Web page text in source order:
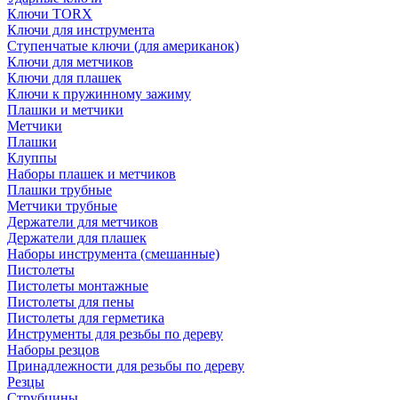
Ключи TORX
Ключи для инструмента
Ступенчатые ключи (для американок)
Ключи для метчиков
Ключи для плашек
Ключи к пружинному зажиму
Плашки и метчики
Метчики
Плашки
Клуппы
Наборы плашек и метчиков
Плашки трубные
Метчики трубные
Держатели для метчиков
Держатели для плашек
Наборы инструмента (смешанные)
Пистолеты
Пистолеты монтажные
Пистолеты для пены
Пистолеты для герметика
Инструменты для резьбы по дереву
Наборы резцов
Принадлежности для резьбы по дереву
Резцы